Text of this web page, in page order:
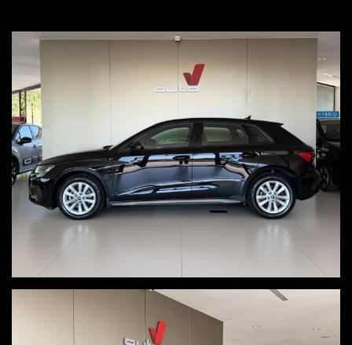
sedili anteriori riscaldati
controllo elettronico della corsia
cruise control
limitatore di velocità
Audi pre sense
sensori luce e pioggia
regolazione lombare elettrica
drive select
bracciolo
PREZZO SENZA ALCUNA CONDIZIONE
CONSEGNA a domicilio della vettura in tutta Italia, isole comprese,
previo accordo economico.
ACQUISTIAMO auto usate con passaggio e pagamento immediato
Decliniamo ogni responsabilità per eventuali involontari errori
inseriti nell'annuncio, i quali non rappresentano un impegno